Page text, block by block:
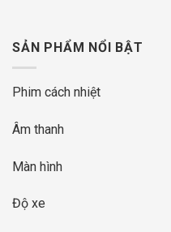
SẢN PHẨM NỔI BẬT
Phim cách nhiệt
Âm thanh
Màn hình
Độ xe